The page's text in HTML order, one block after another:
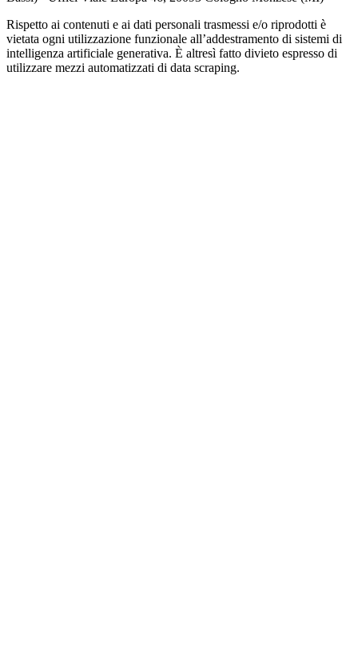
Rispetto ai contenuti e ai dati personali trasmessi e/o riprodotti è
vietata ogni utilizzazione funzionale all’addestramento di sistemi di
intelligenza artificiale generativa. È altresì fatto divieto espresso di
utilizzare mezzi automatizzati di data scraping.